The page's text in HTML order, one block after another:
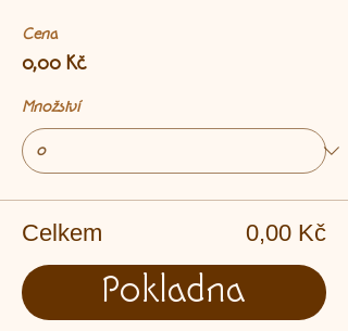
Cena
0,00 Kč
Množství
Celkem 0,00 Kč
Pokladna